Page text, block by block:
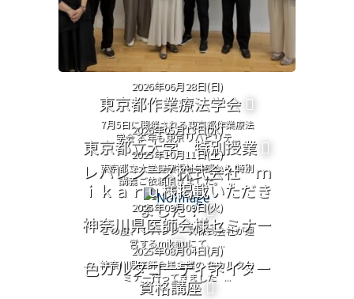
2026年06月28日(日)
東京都作業療法学会
7月5日に開催される東京都作業療法
学会 本年も東京リハビリテ...
2026年05月13日(水)
東京都立大学 特別授業
東京都立大学健康福祉学部から 特別
講義ご依頼頂きました。 ...
2025年10月11日(土)
レバレジーズ株式会社 ｍ
ｉｋａｒｕ様掲載いただき
ました！
この度、 レバレジーズ株式会社が運
営するmikaruにて、 ...
2025年09月09日(火)
神奈川県医師会様セミナー
神奈川県医師会様主催の 色カルタセ
ミナー行ってきました ...
2025年08月04日(月)
色カルタコーディネイター
資格講座